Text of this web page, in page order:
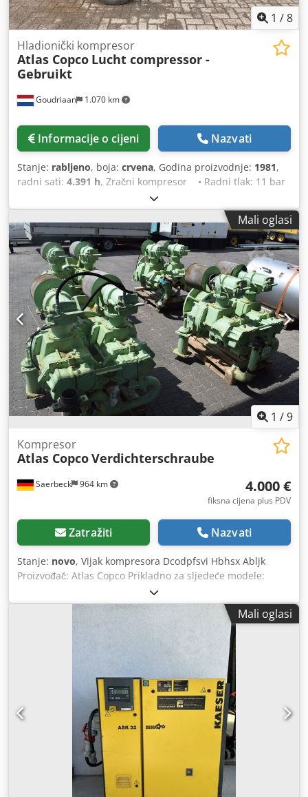
1 /8
Goudriaan 1.070 km
Hladionički kompresor
Atlas Copco Lucht compressor -
Gebruikt
Informacije o cijeni Nazvati
Stanje: rabljeno, boja: crvena, Godina proizvodnje: 1981,
radni sati: 4.391 h, Zračni kompresor • Radni tlak: 11 bar
Dcedpfx Abjx S Nxaolek • 4391 sati • Cestovna rasvjeta
• Potpuno ispravan Stanje: Rabljeno Godina proizvodnje:
1981
Mali oglasi
1 /9
Saerbeck 964 km
Kompresor
Atlas CopcoVerdichterschraube
4.000 €
fiksna cijena plus PDV
Zatražiti Nazvati
Stanje: novo, Vijak kompresora Dcodpfsvi Hbhsx Abljk
Proizvođač: Atlas Copco Prikladno za sljedeće modele:
GA90, GA110, GA132, GA160, GA180VSD, GA200, GA250
Lagano Cijena po komadu
Mali oglasi